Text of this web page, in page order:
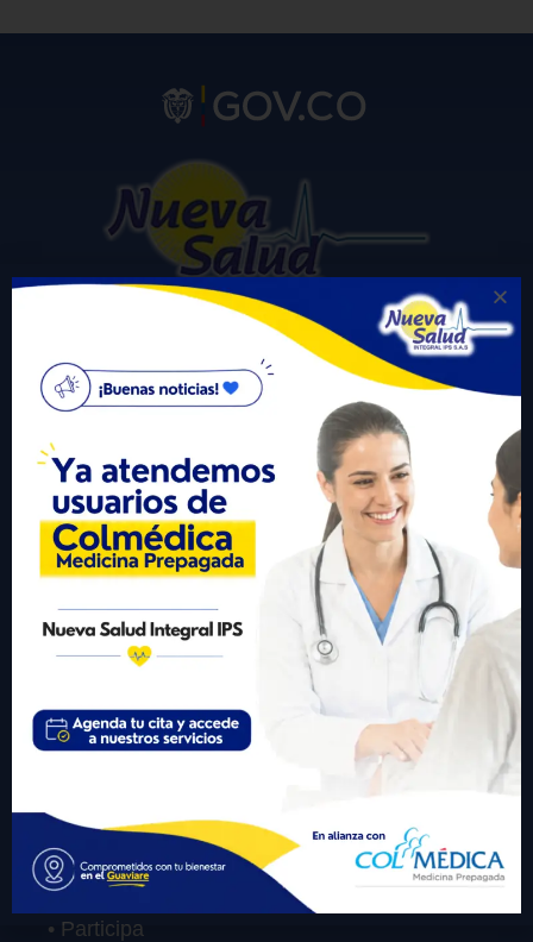
Carrera 20 # 23A -20 La Granja San José del Guaviare
Correo electrónico para notificaciones judiciales:
+57 310 6246977
Visitante #
433108
Links Importantes
• Sobre Nosotros
• Servicios
• Participa